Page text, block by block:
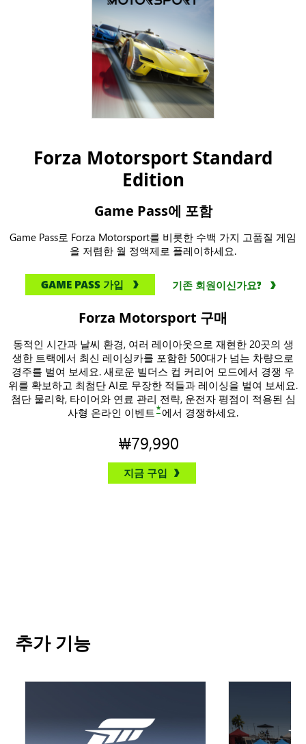
Forza Motorsport Standard
Edition
Game Pass에 포함
Game Pass로 Forza Motorsport를 비롯한 수백 가지 고품질 게임
을 저렴한 월 정액제로 플레이하세요.
GAME PASS 가입 기존 회원이신가요?
Forza Motorsport 구매
동적인 시간과 날씨 환경, 여러 레이아웃으로 재현한 20곳의 생
생한 트랙에서 최신 레이싱카를 포함한 500대가 넘는 차량으로
경주를 벌여 보세요. 새로운 빌더스 컵 커리어 모드에서 경쟁 우
위를 확보하고 최첨단 AI로 무장한 적들과 레이싱을 벌여 보세요.
첨단 물리학, 타이어와 연료 관리 전략, 운전자 평점이 적용된 심
사형 온라인 이벤트 *에서 경쟁하세요.
₩79,990
지금 구입
추가 기능